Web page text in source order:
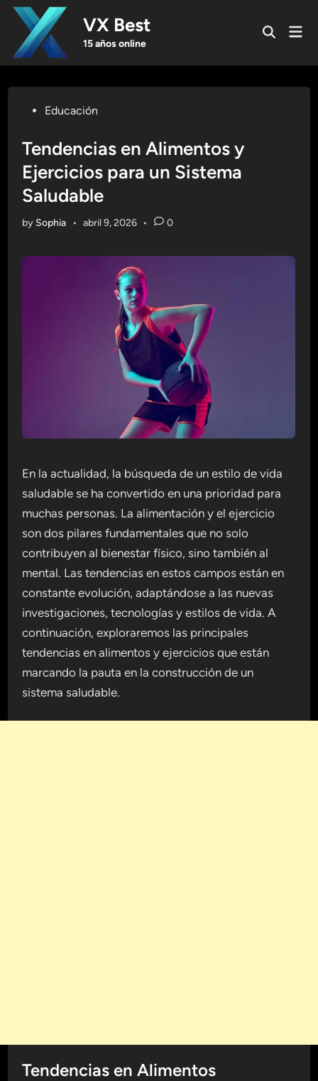
Skip
content
VX Best
15 años online
Open
PostedEducación
Tendencias en Alimentos y
Ejercicios para un Sistema
Saludable
by Sophia • abril 9, 2026 • 0
En la actualidad, la búsqueda de un estilo de vida
saludable se ha convertido en una prioridad para
muchas personas. La alimentación y el ejercicio
son dos pilares fundamentales que no solo
contribuyen al bienestar físico, sino también al
mental. Las tendencias en estos campos están en
constante evolución, adaptándose a las nuevas
investigaciones, tecnologías y estilos de vida. A
continuación, exploraremos las principales
tendencias en alimentos y ejercicios que están
marcando la pauta en la construcción de un
sistema saludable.
Tendencias en Alimentos